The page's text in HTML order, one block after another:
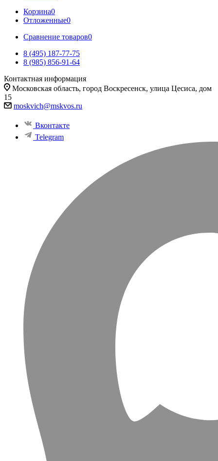
Корзина0
Отложенные0
Сравнение товаров0
8 (495) 187-77-75
8 (985) 856-91-64
Контактная информация
Московская область, город Воскресенск, улица Цесиса, дом
15
moskvich@mskvos.ru
Вконтакте
Telegram